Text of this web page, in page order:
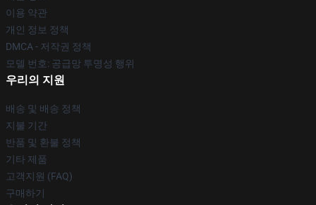
이용 약관
개인 정보 정책
DMCA - 저작권 정책
모델 번호: 공급망 투명성 행위
우리의 지원
배송 및 배송 정책
지불 기간
반품 및 환불 정책
기타 제품
고객지원 (FAQ)
구매하기